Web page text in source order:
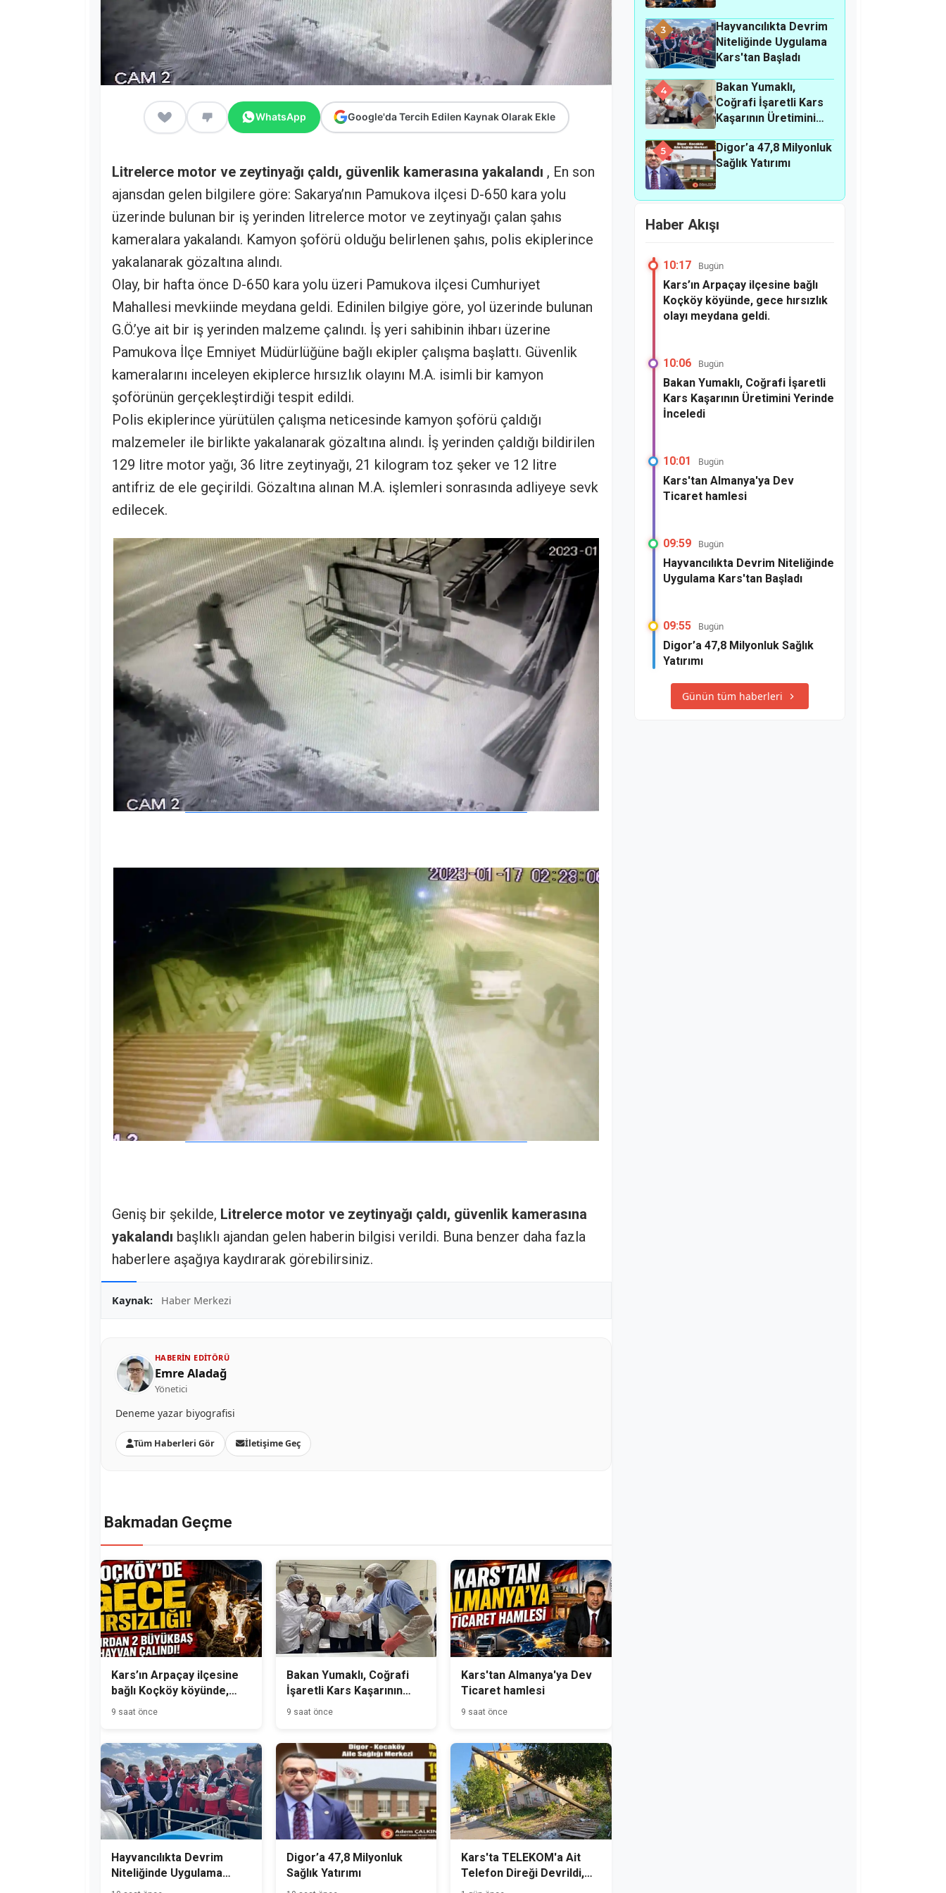
WhatsApp Google'da Tercih Edilen Kaynak Olarak Ekle
Litrelerce motor ve zeytinyağı çaldı, güvenlik kamerasına yakalandı , En son
ajansdan gelen bilgilere göre: Sakarya’nın Pamukova ilçesi D-650 kara yolu
üzerinde bulunan bir iş yerinden litrelerce motor ve zeytinyağı çalan şahıs
kameralara yakalandı. Kamyon şoförü olduğu belirlenen şahıs, polis ekiplerince
yakalanarak gözaltına alındı.
Olay, bir hafta önce D-650 kara yolu üzeri Pamukova ilçesi Cumhuriyet
Mahallesi mevkiinde meydana geldi. Edinilen bilgiye göre, yol üzerinde bulunan
G.Ö.’ye ait bir iş yerinden malzeme çalındı. İş yeri sahibinin ihbarı üzerine
Pamukova İlçe Emniyet Müdürlüğüne bağlı ekipler çalışma başlattı. Güvenlik
kameralarını inceleyen ekiplerce hırsızlık olayını M.A. isimli bir kamyon
şoförünün gerçekleştirdiği tespit edildi.
Polis ekiplerince yürütülen çalışma neticesinde kamyon şoförü çaldığı
malzemeler ile birlikte yakalanarak gözaltına alındı. İş yerinden çaldığı bildirilen
129 litre motor yağı, 36 litre zeytinyağı, 21 kilogram toz şeker ve 12 litre
antifriz de ele geçirildi. Gözaltına alınan M.A. işlemleri sonrasında adliyeye sevk
edilecek.
Geniş bir şekilde, Litrelerce motor ve zeytinyağı çaldı, güvenlik kamerasına
yakalandı başlıklı ajandan gelen haberin bilgisi verildi. Buna benzer daha fazla
haberlere aşağıya kaydırarak görebilirsiniz.
Kaynak: Haber Merkezi
HABERIN EDITÖRÜ
Emre Aladağ
Yönetici
Deneme yazar biyografisi
Tüm Haberleri Gör İletişime Geç
Bakmadan Geçme
Kars’ın Arpaçay ilçesine
bağlı Koçköy köyünde,
gece hırsızlık olayı
9 saat önce
Bakan Yumaklı, Coğrafi
İşaretli Kars Kaşarının
Üretimini Yerinde İnceledi
9 saat önce
Kars'tan Almanya'ya Dev
Ticaret hamlesi
9 saat önce
Hayvancılıkta Devrim
Niteliğinde Uygulama
Kars'tan Başladı
Digor’a 47,8 Milyonluk
Sağlık Yatırımı
Kars'ta TELEKOM'a Ait
Telefon Direği Devrildi,
Mahalle Sakinleri Önlem
3
Hayvancılıkta Devrim
Niteliğinde Uygulama
Kars'tan Başladı
4
Bakan Yumaklı,
Coğrafi İşaretli Kars
Kaşarının Üretimini
5
Digor’a 47,8 Milyonluk
Sağlık Yatırımı
Haber Akışı
10:17 Bugün
Kars’ın Arpaçay ilçesine bağlı
Koçköy köyünde, gece hırsızlık
olayı meydana geldi.
10:06 Bugün
Bakan Yumaklı, Coğrafi İşaretli
Kars Kaşarının Üretimini Yerinde
İnceledi
10:01 Bugün
Kars'tan Almanya'ya Dev
Ticaret hamlesi
09:59 Bugün
Hayvancılıkta Devrim Niteliğinde
Uygulama Kars'tan Başladı
09:55 Bugün
Digor’a 47,8 Milyonluk Sağlık
Yatırımı
Günün tüm haberleri